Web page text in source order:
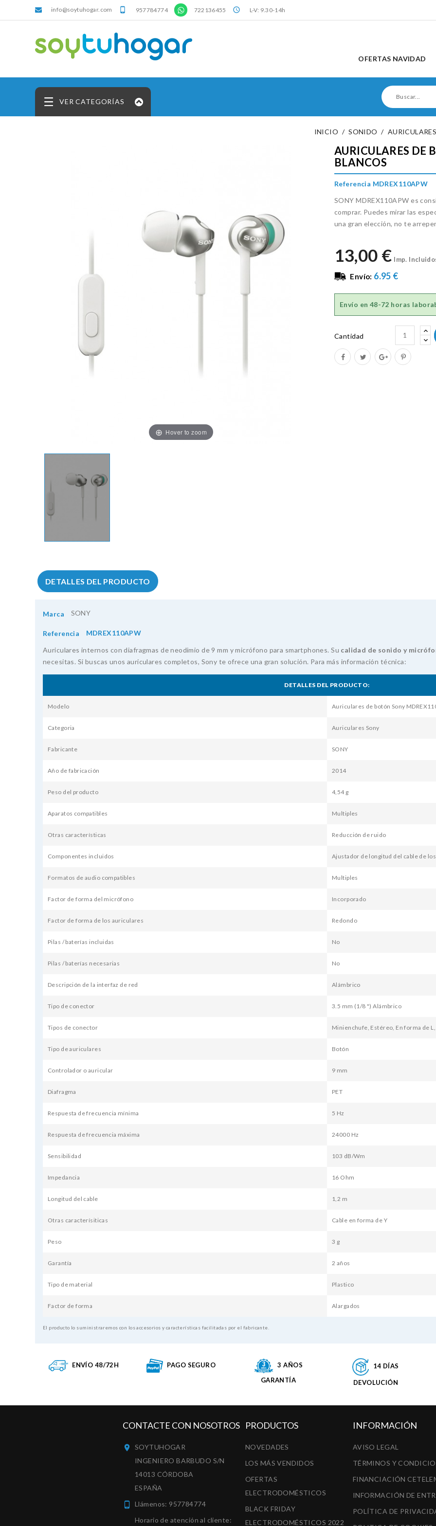
info@soytuhogar.com  957784774 ' 722136455 query_builder L-V: 9.30-14h
OFERTAS NAVIDAD
VER CATEGORÍAS
INICIO SONIDO AURICULARES
Hover to zoom
AURICULARES DE
BLANCOS
Referencia MDREX110APW
SONY MDREX110APW es
comprar. Puedes mirar las
una gran elección, no te
13,00 € Imp.
Envío: 6.95 €
Envío en 48-72 horas
Cantidad
DETALLES DEL PRODUCTO
Marca SONY
Referencia MDREX110APW
Auriculares internos con diafragmas de neodimio de 9 mm y micrófono para smartphones. Su calidad de sonido y
necesitas. Si buscas unos auriculares completos, Sony te ofrece una gran solución. Para más información técnica:
DETALLES DEL PRODUCTO:
Modelo Auriculares de botón Sony
Categoria Auriculares Sony
Fabricante SONY
Año de fabricación 2014
Peso del producto 4,54 g
Aparatos compatibles Multiples
Otras características Reducción de ruido
Componentes incluidos Ajustador de longitud del cable de
Formatos de audio compatibles Multiples
Factor de forma del micrófono Incorporado
Factor de forma de los auriculares Redondo
Pilas / baterías incluidas No
Pilas / baterías necesarias No
Descripción de la interfaz de red Alámbrico
Tipo de conector 3.5 mm (1/8 ") Alámbrico
Tipos de conector Minienchufe, Estéreo, En forma de
Tipo de auriculares Botón
Controlador o auricular 9 mm
Diafragma PET
Respuesta de frecuencia mínima 5 Hz
Respuesta de frecuencia máxima 24000 Hz
Sensibilidad 103 dB/Wm
Impedancia 16 Ohm
Longitud del cable 1,2 m
Otras caracterísiticas Cable en forma de Y
Peso 3 g
Garantía 2 años
Tipo de material Plastico
Factor de forma Alargados
El producto lo suministraremos con los accesorios y características facilitadas por el fabricante.
ENVÍO 48/72H PAGO SEGURO
3 AÑOS
GARANTÍA
14 DÍAS
DEVOLUCIÓN
CONTACTE CON NOSOTROS
 SOYTUHOGAR
INGENIERO BARBUDO S/N
14013 CÓRDOBA
ESPAÑA
 Llámenos: 957784774
Horario de atención al cliente:
PRODUCTOS
NOVEDADES
LOS MÁS VENDIDOS
OFERTAS
ELECTRODOMÉSTICOS
BLACK FRIDAY
ELECTRODOMÉSTICOS 2022
INFORMACIÓN
AVISO LEGAL
TÉRMINOS Y
FINANCIACIÓN
INFORMACIÓN DE
POLÍTICA DE